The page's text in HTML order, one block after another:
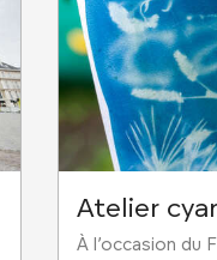
Atelier
À l’occasion du